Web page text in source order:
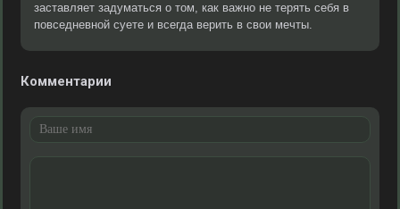
заставляет задуматься о том, как важно не терять себя в
повседневной суете и всегда верить в свои мечты.
Комментарии